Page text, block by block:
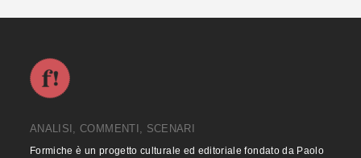
ANALISI, COMMENTI, SCENARI
Formiche è un progetto culturale ed editoriale fondato da Paolo